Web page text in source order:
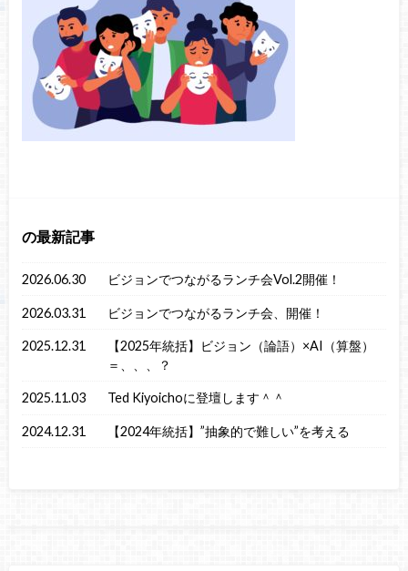
の最新記事
2026.06.30 ビジョンでつながるランチ会Vol.2開催！
2026.03.31 ビジョンでつながるランチ会、開催！
2025.12.31
【2025年統括】ビジョン（論語）×AI（算盤）
＝、、、？
2025.11.03 Ted Kiyoichoに登壇します＾＾
2024.12.31 【2024年統括】”抽象的で難しい”を考える